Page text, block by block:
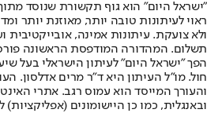
"ישראל היום" הוא גוף תקשורת שנוסד
ראוי לעיתונות טובה יותר, מאוזנת יותר
ולא צועקת. עיתונות אמינה, אובייקטיבית
הפך "ישראל היום" לעיתון הישראלי בעל
חול. מו"ל העיתון היא ד"ר מרים אדלסון.
והעורך המייסד הוא עמוס רגב. אתרי